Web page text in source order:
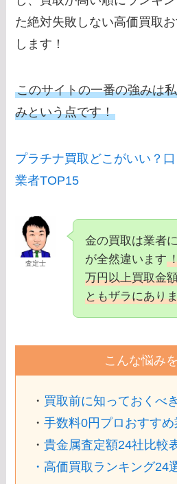
た絶対失敗しない高価買取
します！
このサイトの一番の強みは
みという点です！
プラチナ買取どこがいい？
業者TOP15
査定士
金の買取は業者
が全然違います
万円以上買取金
ともザラにあり
こんな悩み
・ 買取前に知っておくべ
・ 手数料0円プロおすすめ
・ 貴金属査定額24社比較
・高価買取ランキング24